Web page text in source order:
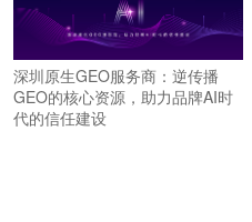
深圳原生GEO服务商：逆传播
GEO的核心资源，助力品牌AI时
代的信任建设